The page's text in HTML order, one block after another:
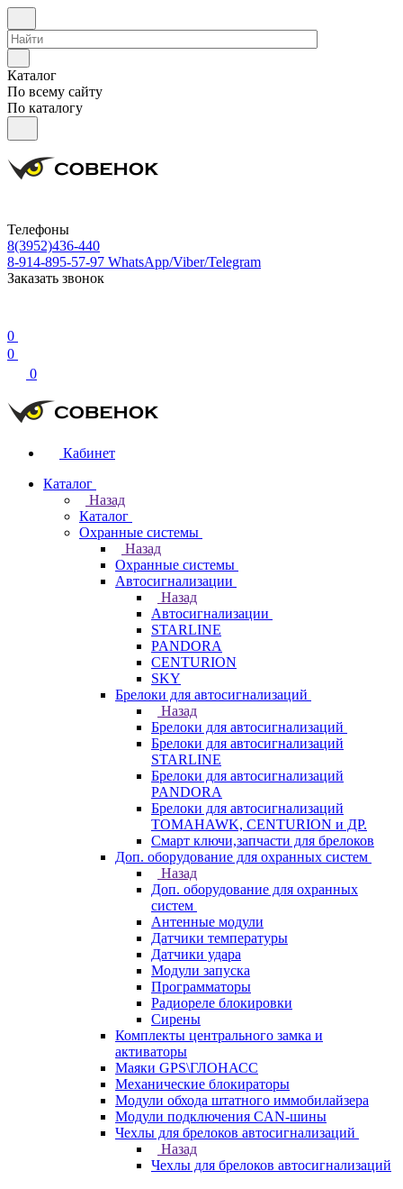
Каталог
По всему сайту
По каталогу
Телефоны
8(3952)436-440
8-914-895-57-97 WhatsApp/Viber/Telegram
Заказать звонок
0
0
0
Кабинет
Каталог
Назад
Каталог
Охранные системы
Назад
Охранные системы
Автосигнализации
Назад
Автосигнализации
STARLINE
PANDORA
CENTURION
SKY
Брелоки для автосигнализаций
Назад
Брелоки для автосигнализаций
Брелоки для автосигнализаций
STARLINE
Брелоки для автосигнализаций
PANDORA
Брелоки для автосигнализаций
TOMAHAWK, CENTURION и ДР.
Смарт ключи,запчасти для брелоков
Доп. оборудование для охранных систем
Назад
Доп. оборудование для охранных
систем
Антенные модули
Датчики температуры
Датчики удара
Модули запуска
Программаторы
Радиореле блокировки
Сирены
Комплекты центрального замка и
активаторы
Маяки GPS\ГЛОНАСС
Механические блокираторы
Модули обхода штатного иммобилайзера
Модули подключения CAN-шины
Чехлы для брелоков автосигнализаций
Назад
Чехлы для брелоков автосигнализаций